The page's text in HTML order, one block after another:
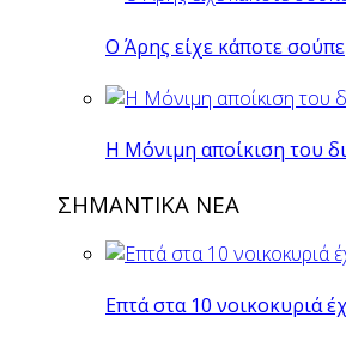
O Άρης είχε κάποτε
H Mόνιμη αποίκιση του
ΣΗΜΑΝΤΙΚΑ ΝΕΑ
Επτά στα 10 νοικοκυριά